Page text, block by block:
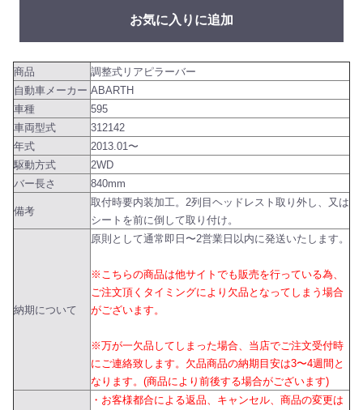
お気に入りに追加
商品
調整式リアピラーバー
自動車メーカー ABARTH
車種
595
車両型式
312142
年式
2013.01〜
駆動方式
2WD
バー長さ
840mm
備考
取付時要内装加工。2列目ヘッドレスト取り外し、又は
シートを前に倒して取り付け。
納期について
原則として通常即日〜2営業日以内に発送いたします。
※こちらの商品は他サイトでも販売を行っている為、
ご注文頂くタイミングにより欠品となってしまう場合
がございます。
※万が一欠品してしまった場合、当店でご注文受付時
にご連絡致します。欠品商品の納期目安は3〜4週間と
なります。(商品により前後する場合がございます)
・お客様都合による返品、キャンセル、商品の変更は